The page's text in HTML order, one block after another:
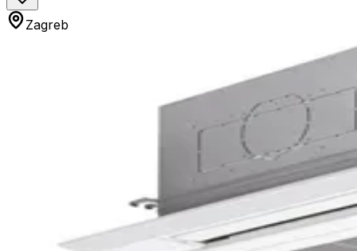
Zagreb